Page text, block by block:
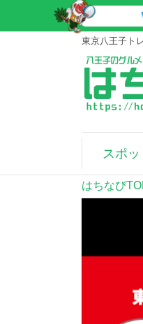
東京八王子ト
スポ
はちなび